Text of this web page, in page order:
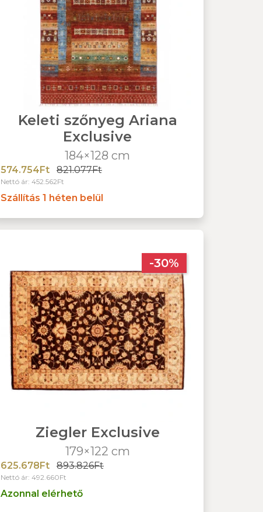
Keleti szőnyeg Ariana
Exclusive
184×128 cm
574.754Ft 821.077Ft
Nettó ár: 452.562Ft
Szállítás 1 héten belül
-30%
Ziegler Exclusive
179×122 cm
625.678Ft 893.826Ft
Nettó ár: 492.660Ft
Azonnal elérhető